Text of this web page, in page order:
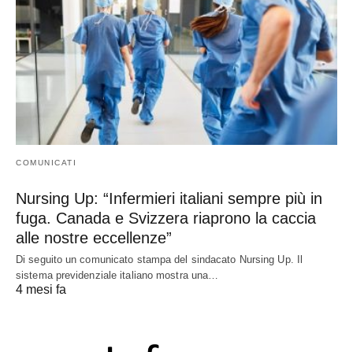
COMUNICATI
Nursing Up: “Infermieri italiani sempre più in
fuga. Canada e Svizzera riaprono la caccia
alle nostre eccellenze”
Di seguito un comunicato stampa del sindacato Nursing Up. Il
sistema previdenziale italiano mostra una…
4 mesi fa